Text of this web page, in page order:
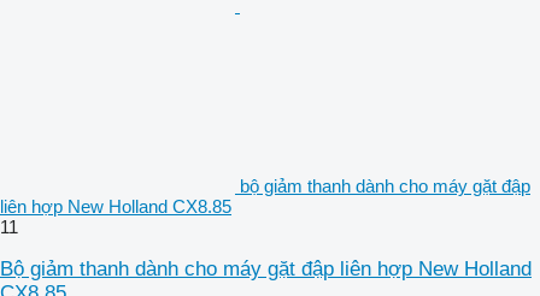
bộ giảm thanh dành cho máy gặt đập
liên hợp New Holland CX8.85
11
Bộ giảm thanh dành cho máy gặt đập liên hợp New Holland